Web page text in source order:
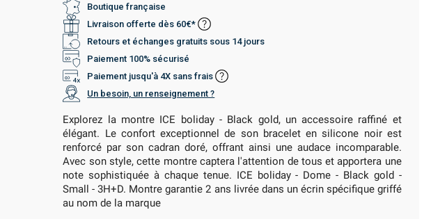
Boutique française
Livraison offerte dès 60€*
Retours et échanges gratuits sous 14 jours
Paiement 100% sécurisé
Paiement jusqu'à 4X sans frais
Un besoin, un renseignement ?
Explorez la montre ICE boliday - Black gold, un accessoire raffiné et
élégant. Le confort exceptionnel de son bracelet en silicone noir est
renforcé par son cadran doré, offrant ainsi une audace incomparable.
Avec son style, cette montre captera l'attention de tous et apportera une
note sophistiquée à chaque tenue. ICE boliday - Dome - Black gold -
Small - 3H+D. Montre garantie 2 ans livrée dans un écrin spécifique griffé
au nom de la marque